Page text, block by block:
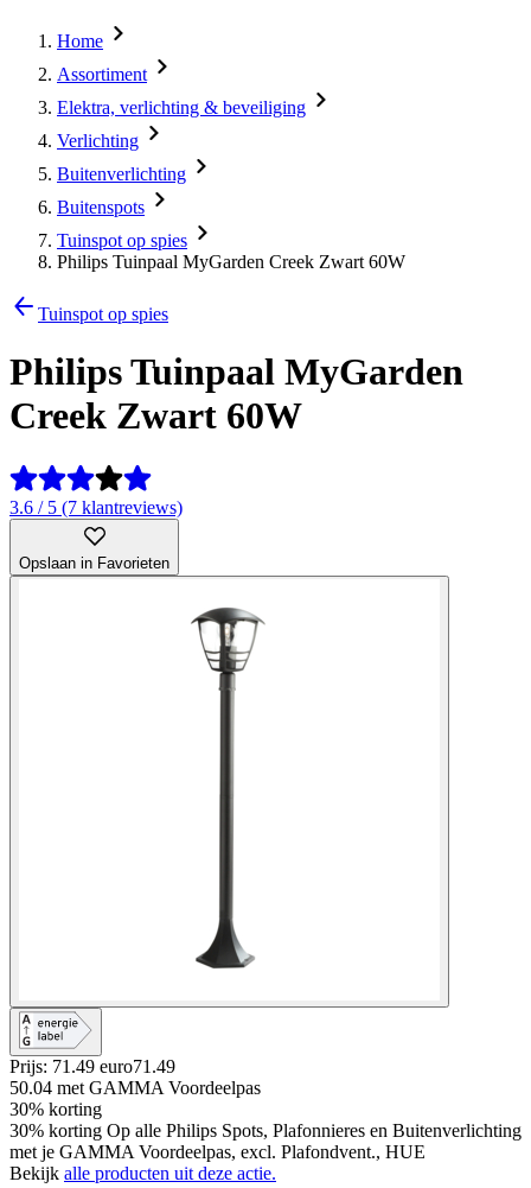
Home
Assortiment
Elektra, verlichting & beveiliging
Verlichting
Buitenverlichting
Buitenspots
Tuinspot op spies
Philips Tuinpaal MyGarden Creek Zwart 60W
Tuinspot op spies
Philips Tuinpaal MyGarden
Creek Zwart 60W
3.6 / 5 (7 klantreviews)
Opslaan in Favorieten
Prijs: 71.49 euro71 .49
50.04 met GAMMA Voordeelpas
30% korting
30% korting Op alle Philips Spots, Plafonnieres en Buitenverlichting
met je GAMMA Voordeelpas, excl. Plafondvent., HUE
Bekijk alle producten uit deze actie.